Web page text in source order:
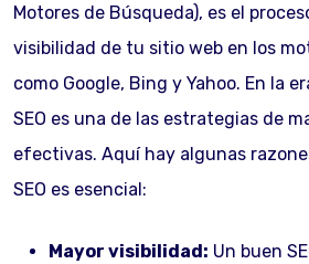
Motores de Búsqueda), es el
visibilidad de tu sitio web en los
como Google, Bing y Yahoo. En la
SEO es una de las estrategias de
efectivas. Aquí hay algunas
SEO es esencial:
Mayor visibilidad: Un buen